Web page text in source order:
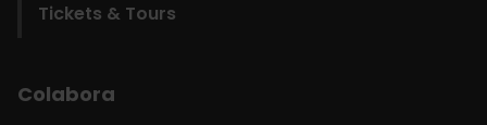
Tickets & Tours
Colabora